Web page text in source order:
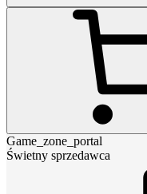
Game_zone_portal
Świetny sprzedawca